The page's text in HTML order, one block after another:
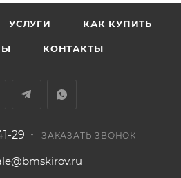
УСЛУГИ КАК КУПИТЬ
КОНТАКТЫ
29 ЗАКАЗАТЬ ЗВОНОК